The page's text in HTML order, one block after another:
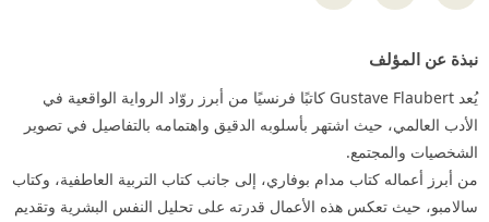
نبذة عن المؤلف
يُعد Gustave Flaubert كاتبًا فرنسيًا من أبرز روّاد الرواية الواقعية في
الأدب العالمي، حيث اشتهر بأسلوبه الدقيق واهتمامه بالتفاصيل في تصوير
الشخصيات والمجتمع.
من أبرز أعماله كتاب مدام بوفاري، إلى جانب كتاب التربية العاطفية، وكتاب
سالامبو، حيث تعكس هذه الأعمال قدرته على تحليل النفس البشرية وتقديم